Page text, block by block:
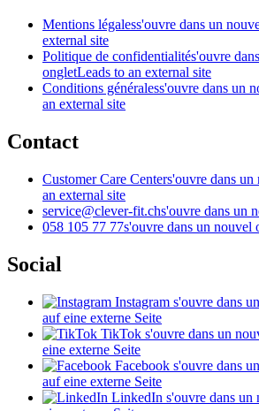
Mentions légaless'ouvre dans un
external site
Politique de confidentialités'ouvre
ongletLeads to an external site
Conditions généraless'ouvre dans un
an external site
Contact
Customer Care Centers'ouvre dans
an external site
service@clever-fit.chs'ouvre dans un
058 105 77 77s'ouvre dans un nouvel
Social
Instagram s'ouvre dans
auf eine externe Seite
TikTok s'ouvre dans un
eine externe Seite
Facebook s'ouvre dans
auf eine externe Seite
LinkedIn s'ouvre dans un